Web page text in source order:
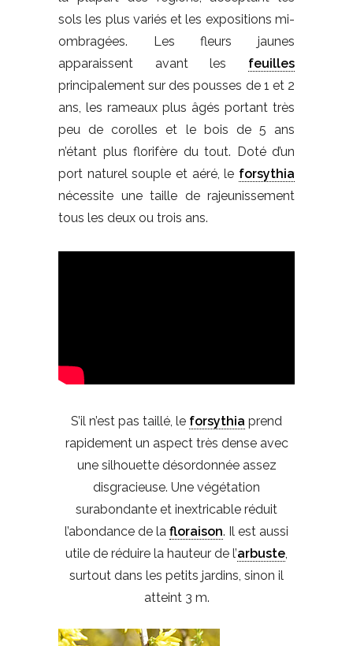
sols les plus variés et les expositions mi-
ombragées. Les fleurs jaunes
apparaissent avant les feuilles
principalement sur des pousses de 1 et 2
ans, les rameaux plus âgés portant très
peu de corolles et le bois de 5 ans
n’étant plus florifère du tout. Doté d’un
port naturel souple et aéré, le forsythia
nécessite une taille de rajeunissement
tous les deux ou trois ans.
S’il n’est pas taillé, le forsythia prend
rapidement un aspect très dense avec
une silhouette désordonnée assez
disgracieuse. Une végétation
surabondante et inextricable réduit
l’abondance de la floraison. Il est aussi
utile de réduire la hauteur de l’arbuste,
surtout dans les petits jardins, sinon il
atteint 3 m.